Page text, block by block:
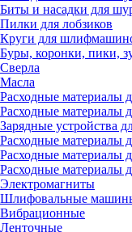
Биты и насадки для
Пилки для лобзиков
Круги для
Буры, коронки, пики,
Сверла
Масла
Расходные материалы
Расходные материалы
Зарядные устройства
Расходные материалы
Расходные материалы
Расходные материалы
Электромагниты
Шлифовальные
Вибрационные
Ленточные